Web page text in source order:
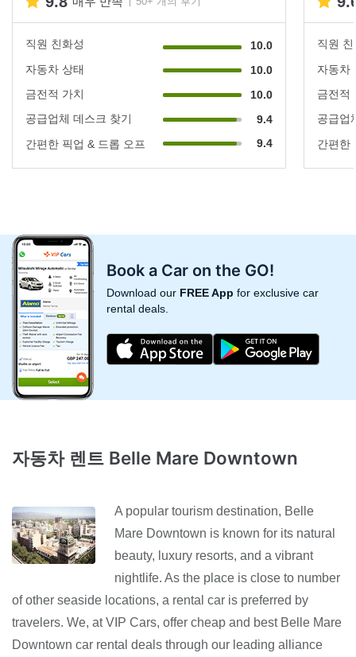
직원 친화성
10.0
자동차 상태
10.0
금전적 가치
10.0
공급업체 데스크 찾기
9.4
간편한 픽업 & 드롭 오프
9.4
직원
자동차
금전적
공급업
간편한
Book a Car on the GO!
Download our FREE App for exclusive car
rental deals.
자동차 렌트 Belle Mare Downtown
A popular tourism destination, Belle
Mare Downtown is known for its natural
beauty, luxury resorts, and a vibrant
nightlife. As the place is close to number
of other seaside locations, a rental car is preferred by
travelers. We, at VIP Cars, offer cheap and best Belle Mare
Downtown car rental deals through our leading alliance